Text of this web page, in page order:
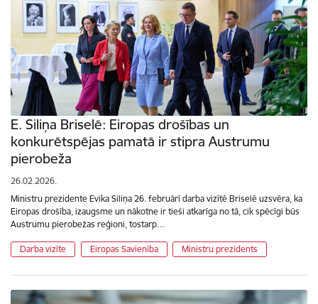
E. Siliņa Briselē: Eiropas drošības un
konkurētspējas pamatā ir stipra Austrumu
pierobeža
26.02.2026.
Ministru prezidente Evika Siliņa 26. februārī darba vizītē Briselē uzsvēra, ka
Eiropas drošība, izaugsme un nākotne ir tieši atkarīga no tā, cik spēcīgi būs
Austrumu pierobežas reģioni, tostarp…
Darba vizīte Eiropas Savienība Ministru prezidents